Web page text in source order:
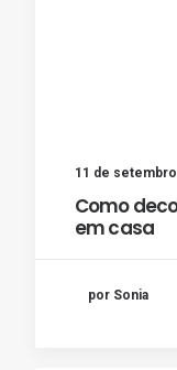
11 de
Como
em casa
por Sonia